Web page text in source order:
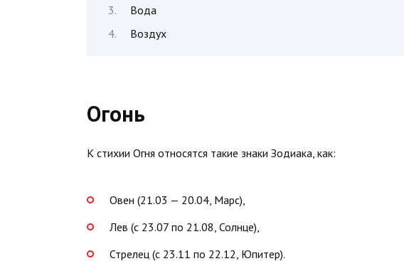
Вода
Воздух
Огонь
К стихии Огня относятся такие знаки Зодиака, как:
Овен (21.03 — 20.04, Марс),
Лев (с 23.07 по 21.08, Солнце),
Стрелец (с 23.11 по 22.12, Юпитер).